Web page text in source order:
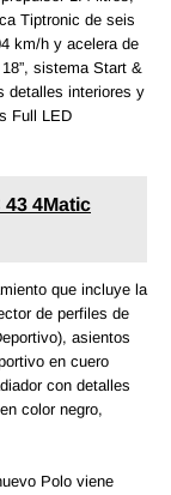
Tiptronic de seis
km/h y acelera de
sistema Start &
detalles interiores y
Full LED
43 4Matic
que incluye la
de perfiles de
asientos
en cuero
con detalles
color negro,
Polo viene